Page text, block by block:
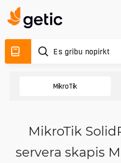
MikroTik
MikroTik
servera skapis